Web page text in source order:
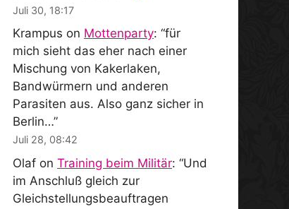
Juli 30, 18:17
Krampus on Mottenparty: “für
mich sieht das eher nach einer
Mischung von Kakerlaken,
Bandwürmern und anderen
Parasiten aus. Also ganz sicher in
Berlin…”
Juli 28, 08:42
Olaf on Training beim Militär: “Und
im Anschluß gleich zur
Gleichstellungsbeauftragen